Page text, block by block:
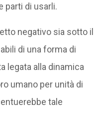
parti di usarli.
negativo sia sotto il
di una forma di
legata alla dinamica
umano per unità di
tale